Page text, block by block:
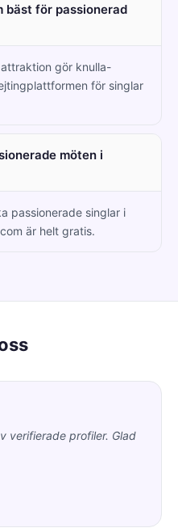
bäst för passionerad
gör knulla-
för singlar
möten i
passionerade singlar i
är helt gratis.
verifierade profiler. Glad